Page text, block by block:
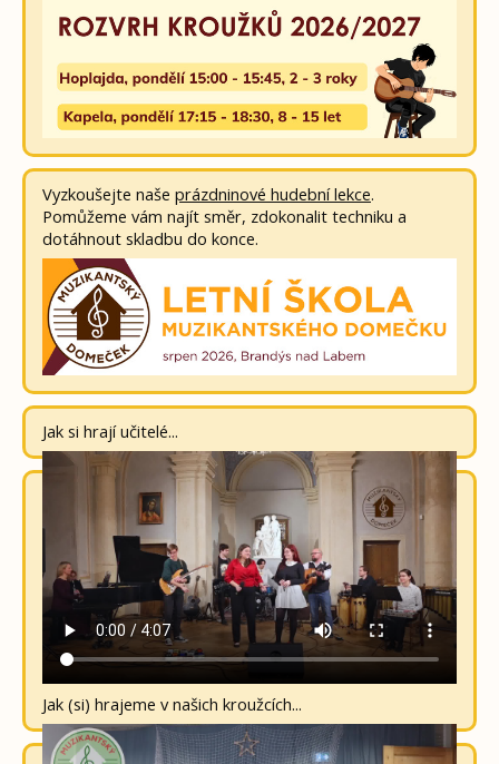
Vyzkoušejte naše prázdninové hudební lekce.
Pomůžeme vám najít směr, zdokonalit techniku a
dotáhnout skladbu do konce.
Jak si hrají učitelé...
Jak (si) hrajeme v našich kroužcích...